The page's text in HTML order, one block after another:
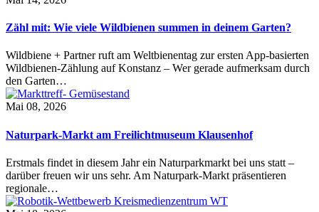
Zähl mit: Wie viele Wildbienen summen in deinem Garten?
Wildbiene + Partner ruft am Weltbienentag zur ersten App-basierten
Wildbienen-Zählung auf Konstanz – Wer gerade aufmerksam durch
den Garten…
Mai 08, 2026
Naturpark-Markt am Freilichtmuseum Klausenhof
Erstmals findet in diesem Jahr ein Naturparkmarkt bei uns statt –
darüber freuen wir uns sehr. Am Naturpark-Markt präsentieren
regionale…